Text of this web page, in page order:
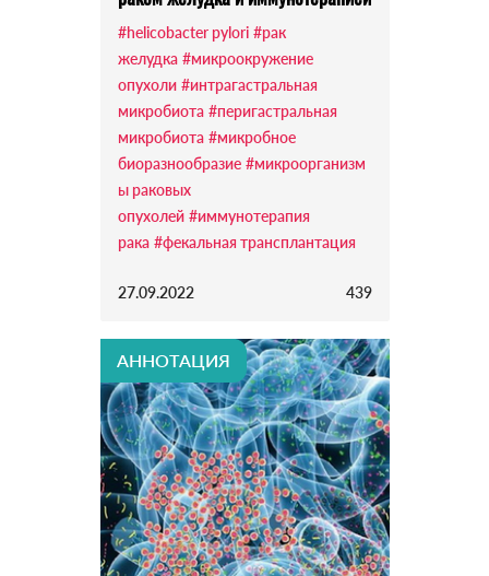
#helicobacter pylori #рак
желудка #микроокружение
опухоли #интрагастральная
микробиота #перигастральная
микробиота #микробное
биоразнообразие #микроорганизм
ы раковых
опухолей #иммунотерапия
рака #фекальная трансплантация
27.09.2022 439
АННОТАЦИЯ